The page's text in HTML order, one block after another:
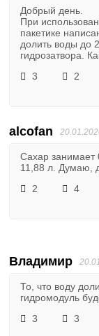
Добрый день.
При
пакетике
долить воды до
гидрозатвора.
3
2
alcofan
Сахар занимает
11,88 л. Думаю,
2
4
Владимир
То, что воду
гидромодуль
3
3